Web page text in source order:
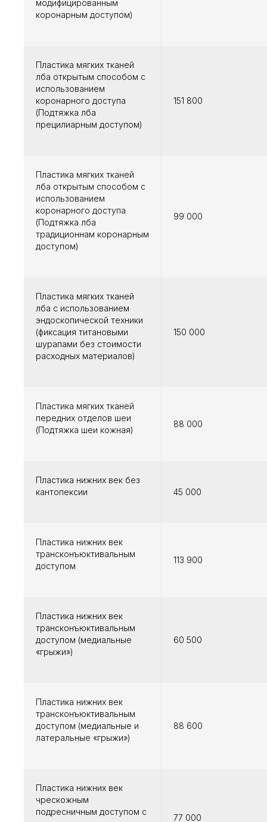
модифицированным
коронарным доступом)
Пластика мягких тканей
лба открытым способом с
использованием
коронарного доступа
(Подтяжка лба
прецилиарным доступом)
151 800
Пластика мягких тканей
лба открытым способом с
использованием
коронарного доступа
(Подтяжка лба
традиционнам коронарным
доступом)
99 000
Пластика мягких тканей
лба с использованием
эндоскопической техники
(фиксация титановыми
шурапами без стоимости
расходных материалов)
150 000
Пластика мягких тканей
передних отделов шеи
(Подтяжка шеи кожная)
88 000
Пластика нижних век без
кантопексии
45 000
Пластика нижних век
трансконъюктивальным
доступом
113 900
Пластика нижних век
трансконъюктивальным
доступом (медиальные
«грыжи»)
60 500
Пластика нижних век
трансконъюктивальным
доступом (медиальные и
латеральные «грыжи»)
88 600
Пластика нижних век
чрескожным
подресничным доступом с
77 000